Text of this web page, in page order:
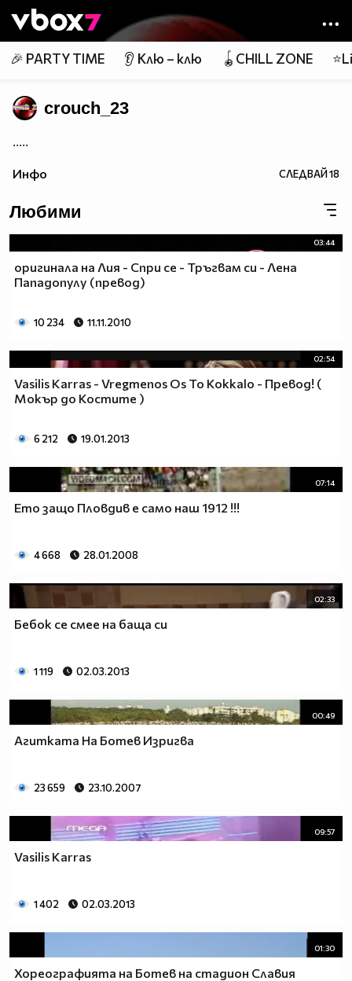
👾
🎉 PARTY TIME 👂 Клю – клю 🪀CHILL ZONE
crouch_23
.....
Инфо СЛЕДВАЙ18
Любими
03:44
оригинала на Лия - Спри се - Тръгвам си - Лена
Пападопулу (превод)
10 234 11.11.2010
02:54
Vasilis Karras - Vregmenos Os To Kokkalo - Превод! (
Мокър до Костите )
6 212 19.01.2013
07:14
Ето защо Пловдив е само наш 1912 !!!
4 668 28.01.2008
02:33
Бебок се смее на баща си
1 119 02.03.2013
00:49
Агитката На Ботев Изригва
23 659 23.10.2007
09:57
Vasilis Karras
1 402 02.03.2013
01:30
Хореографията на Ботев на стадион Славия